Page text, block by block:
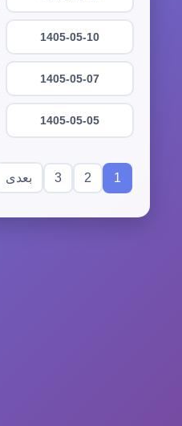
1405-05-10
1405-05-07
1405-05-05
1
2
3 بعدی